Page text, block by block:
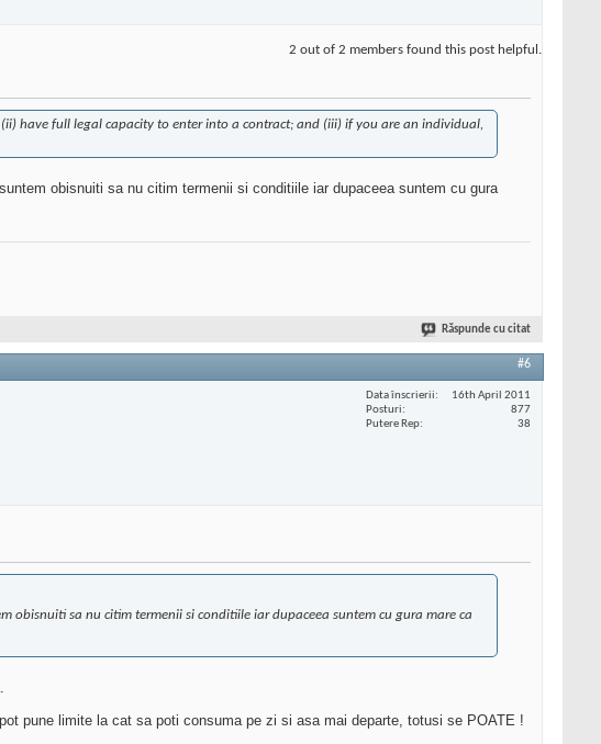
2 out of 2 members found this post helpful.
have full legal capacity to enter into a contract; and (iii) if you are an individual,
obisnuiti sa nu citim termenii si conditiile iar dupaceea suntem cu gura
Răspunde cu citat
#6
Data înscrierii
16th April 2011
Posturi
877
Putere Rep
38
obisnuiti sa nu citim termenii si conditiile iar dupaceea suntem cu gura mare ca
pune limite la cat sa poti consuma pe zi si asa mai departe, totusi se POATE !